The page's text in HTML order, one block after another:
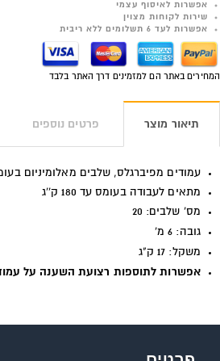
אפשרות לאיסוף עצמי
שירות לקוחות מצוין
אפשרות לעד 6 תשלומים ללא ריבית
המחירים באתר הם למזמינים דרך האתר בלבד
תיאור מוצר פרטים נוספים
עמודים מפיברגלס, שלבים מאלומיניום בעומק 32
מתאים לעבודה בעומס עד 180 ק''ג
מס' שלבים: 20
גובה: 6 מ'
משקל: 17 ק"ג
אפשרות לתוספות רצועת השענה על